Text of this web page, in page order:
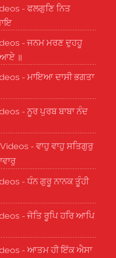
- ਫਲਗੁਣਿ ਨਿਤ
- ਜਨਮ ਮਰਣ ਦੁਹਹੂ
ਆਏ ॥
- ਮਾਇਆ ਦਾਸੀ ਭਗਤਾ
- ਨੂਰ ਪੁਰਬ ਬਾਬਾ ਨੰਦ
- ਵਾਹੁ ਵਾਹੁ ਸਤਿਗੁਰੁ
- ਧੰਨ ਗੁਰੂ ਨਾਨਕ ਤੂੰਹੀ
- ਜੋਤਿ ਰੂਪਿ ਹਰਿ ਆਪਿ
- ਆਤਮ ਹੀ ਇੱਕ ਐਸਾ